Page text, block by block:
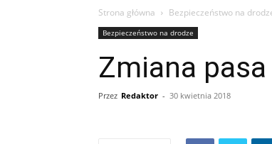
Strona główna Bezpieczeństwo na
Bezpieczeństwo na drodze
Zmiana
Przez Redaktor - 30 kwietnia 2018